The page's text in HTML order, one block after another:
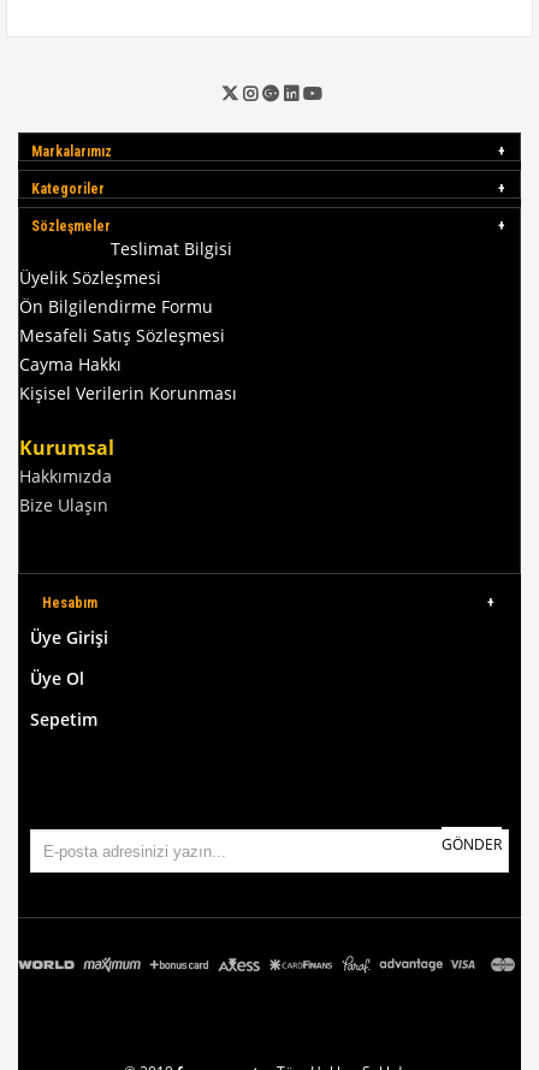
Markalarımız
Kategoriler
Sözleşmeler
Teslimat Bilgisi
Üyelik Sözleşmesi
Ön Bilgilendirme Formu
Mesafeli Satış Sözleşmesi
Cayma Hakkı
Kişisel Verilerin Korunması
Kurumsal
Hakkımızda
Bize Ulaşın
Hesabım
Üye Girişi
Üye Ol
Sepetim
GÖNDER